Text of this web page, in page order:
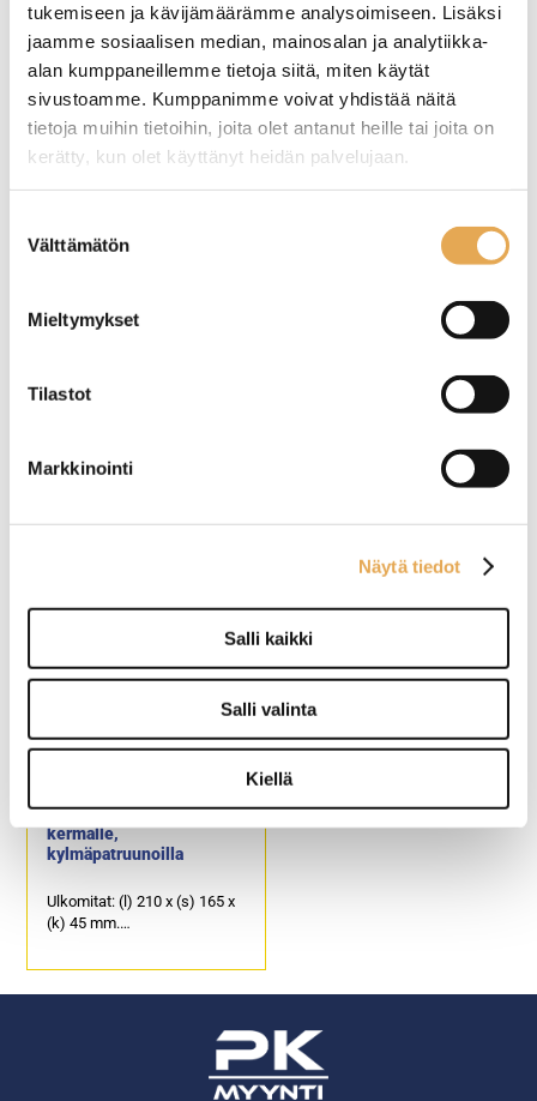
tukemiseen ja kävijämäärämme analysoimiseen. Lisäksi
jaamme sosiaalisen median, mainosalan ja analytiikka-
alan kumppaneillemme tietoja siitä, miten käytät
sivustoamme. Kumppanimme voivat yhdistää näitä
tietoja muihin tietoihin, joita olet antanut heille tai joita on
kerätty, kun olet käyttänyt heidän palvelujaan.
valinta
Välttämätön
Mieltymykset
Tilastot
Markkinointi
Näytä tiedot
Salli kaikki
Salli valinta
Kiellä
Termoskannu vacuum
Bravilor Bonamat QLine
termoskannu.
Kannuosan halkaisija 105 x
korkeus 187 mm.
Tuotekoodi: 4727.
Termoskannu Vacuum 1,0
litraa
Kannuosan halkaisija 110 x
Saranoidulla kannella ja
tukevalla käsikahvalla.
Termoskannu vacuum
Soveltuu kahvimaidolle ja
Kannuosan halkaisija 105 x
korkeus 254 mm.
Tuotekoodi: 4728.
RST-kannu kannella 1,0
Soveltuu kahvimaidolle ja
Kannuosan halkaisija on 100
Saranoidulla kannella ja
tukevalla käsikahvalla.
Kylmäalusta maidolle ja
kermalle,
kylmäpatruunoilla
Ulkomitat: (l) 210 x (s) 165 x
(k) 45 mm.
kerma & maito / grädde &